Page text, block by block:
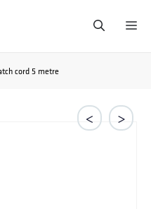
cord 5 metre
< >